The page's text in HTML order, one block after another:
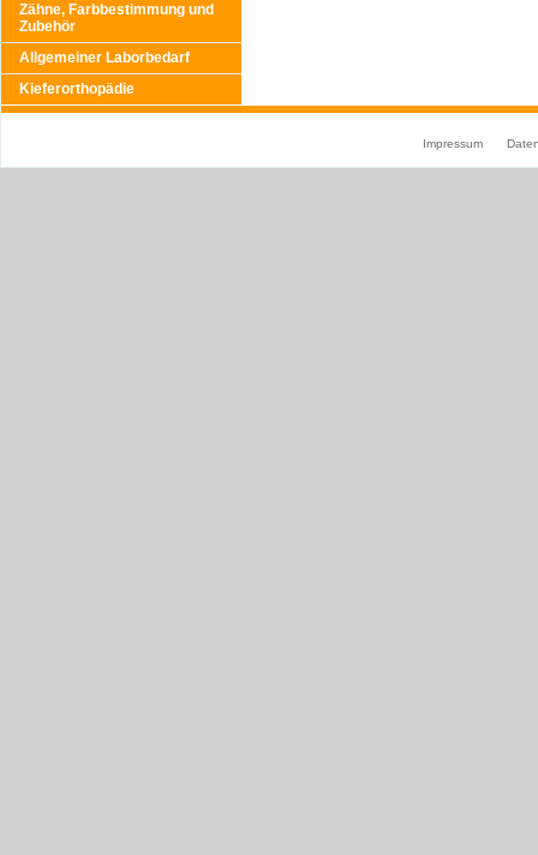
Zähne, Farbbestimmung und
Zubehör
Allgemeiner Laborbedarf
Kieferorthopädie
Impressum